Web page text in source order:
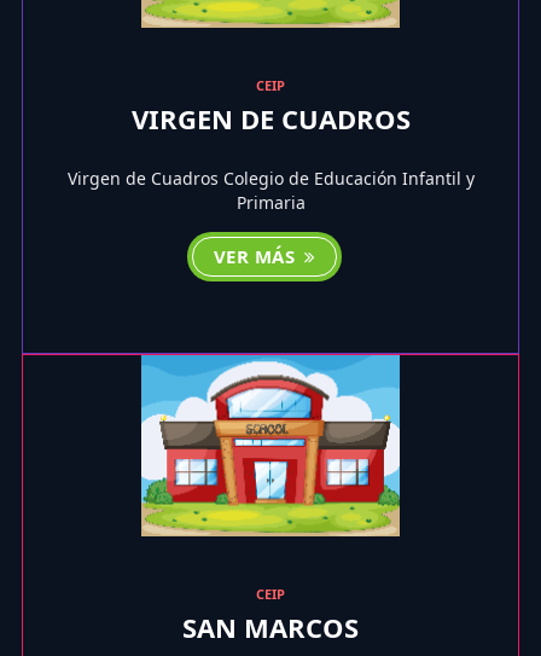
CEIP
VIRGEN DE CUADROS
Virgen de Cuadros Colegio de Educación Infantil y
Primaria
VER MÁS
CEIP
SAN MARCOS